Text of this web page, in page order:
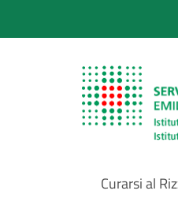
al
Sito
Curarsi al